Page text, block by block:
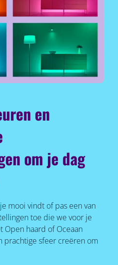
en
om je dag
mooi vindt of pas een van
toe die we voor je
haard of Oceaan
prachtige sfeer creëren om